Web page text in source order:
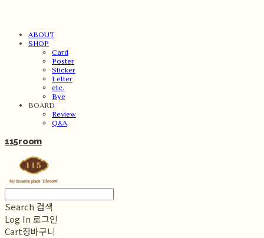
ABOUT
SHOP
Card
Poster
Sticker
Letter
etc.
Bye
BOARD
Review
Q&A
115room
Search 검색
Log In 로그인
Cart장바구니